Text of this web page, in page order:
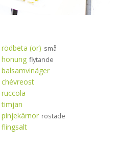
rödbeta (or) små
honung flytande
balsamvinäger
chévreost
ruccola
timjan
pinjekärnor rostade
flingsalt